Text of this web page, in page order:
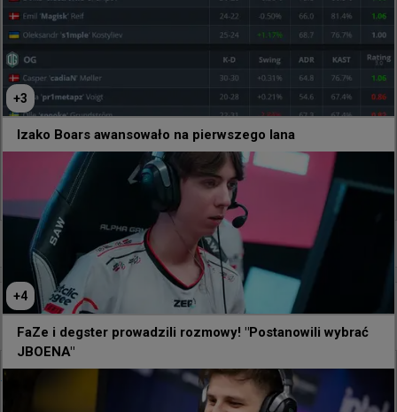
49
0
mzinho d3oo 35 minut temu
mzinho ewidentnie naprawił atmosferę w BC.Game
+3
Izako Boars awansowało na pierwszego lana
+4
FaZe i degster prowadzili rozmowy! "Postanowili wybrać
JBOENA"